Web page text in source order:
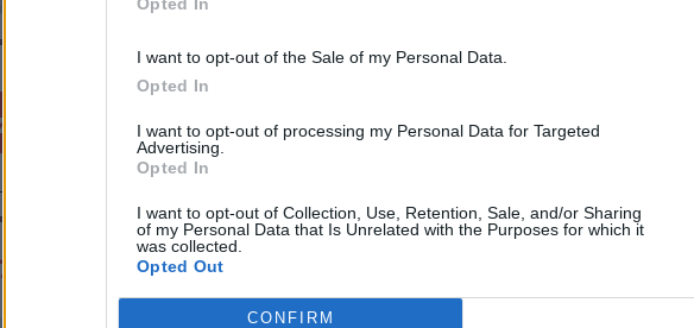
I want to opt-out of the Sale of my Personal Data.
Opted In
I want to opt-out of processing my Personal Data for Targeted
Advertising.
Opted In
I want to opt-out of Collection, Use, Retention, Sale, and/or Sharing
of my Personal Data that Is Unrelated with the Purposes for which it
was collected.
Opted Out
CONFIRM